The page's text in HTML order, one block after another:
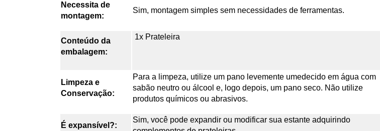
Necessita de
montagem:
Sim, montagem simples sem necessidades de ferramentas.
Conteúdo da
embalagem:
1x Prateleira
Limpeza e
Conservação:
Para a limpeza, utilize um pano levemente umedecido em água com
sabão neutro ou álcool e, logo depois, um pano seco. Não utilize
produtos químicos ou abrasivos.
É expansível?:
Sim, você pode expandir ou modificar sua estante adquirindo